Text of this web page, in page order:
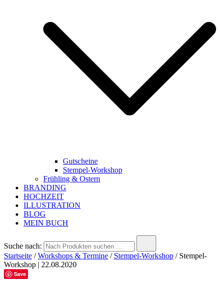
Gutscheine
Stempel-Workshop
Frühling & Ostern
BRANDING
HOCHZEIT
ILLUSTRATION
BLOG
MEIN BUCH
Suche nach:
Startseite /Workshops & Termine / Stempel-Workshop / Stempel-
Workshop | 22.08.2020
Save